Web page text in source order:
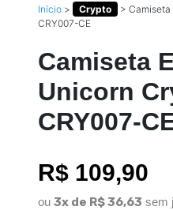
Início > Crypto >
CRY007-CE
Camiseta
Unicorn
CRY007-
R$ 109,90
ou 3x de R$ 36,63 sem